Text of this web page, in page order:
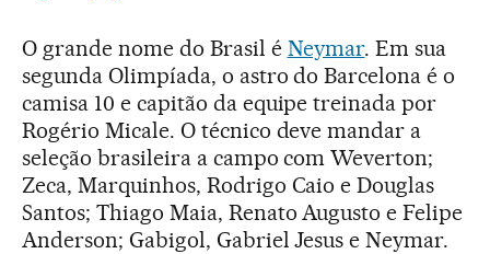
O grande nome do Brasil é Neymar. Em sua
segunda Olimpíada, o astro do Barcelona é o
camisa 10 e capitão da equipe treinada por
Rogério Micale. O técnico deve mandar a
seleção brasileira a campo com Weverton;
Zeca, Marquinhos, Rodrigo Caio e Douglas
Santos; Thiago Maia, Renato Augusto e Felipe
Anderson; Gabigol, Gabriel Jesus e Neymar.